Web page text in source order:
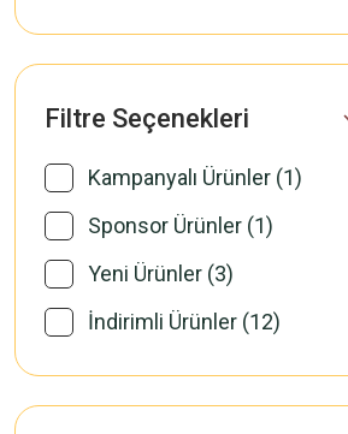
Filtre Seçenekleri
Kampanyalı Ürünler (1)
Sponsor Ürünler (1)
Yeni Ürünler (3)
İndirimli Ürünler (12)